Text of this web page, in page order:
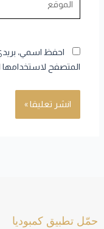
احفظ اسمي،
المتصفح لاستخدامها
حمّل تطبيق كمبوديا